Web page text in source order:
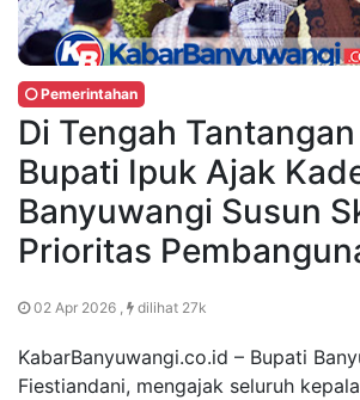
Pemerintahan
Di Tengah
Bupati Ipuk Ajak
Banyuwangi Susun
Prioritas
02 Apr 2026 , dilihat 27k
KabarBanyuwangi.co.id – Bupati
Fiestiandani, mengajak seluruh